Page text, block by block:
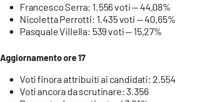
Francesco Serra: 1.556 voti — 44,08%
Nicoletta Perrotti: 1.435 voti — 40,65%
Pasquale Villella: 539 voti — 15,27%
Aggiornamento ore 17
Voti finora attribuiti ai candidati: 2.554
Voti ancora da scrutinare: 3.356